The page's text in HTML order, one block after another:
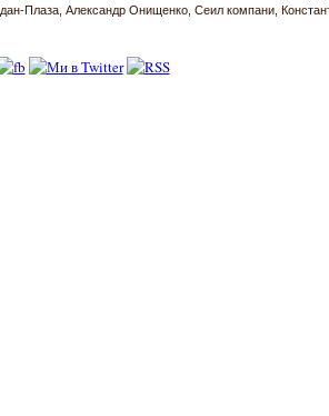
Плаза Александр Онищенко Сеил компани